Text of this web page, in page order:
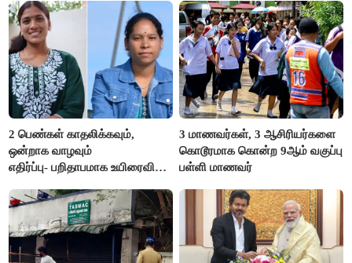
2 பெண்கள் காதலிக்கவும்,
ஒன்றாக வாழவும்
எதிர்ப்பு- பறிதாபமாக உயிரைவிட்ட
3 மாணவர்கள், 3 ஆசிரியர்களை
கொடூரமாக கொன்ற 9ஆம் வகுப்பு
பள்ளி மாணவர்